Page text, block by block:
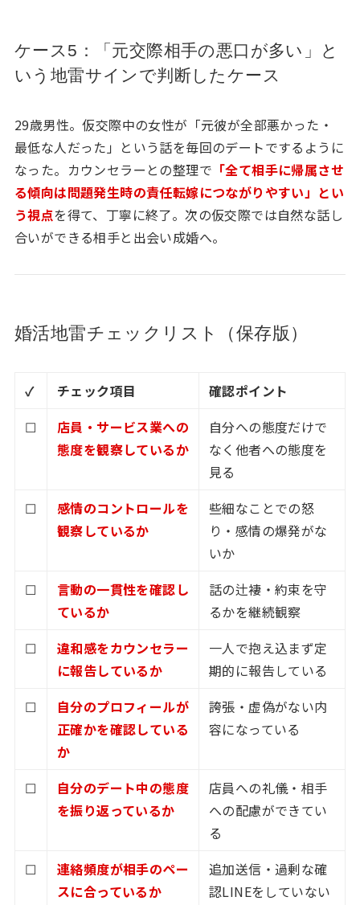
ケース5：「元交際相手の悪口が多い」と
いう地雷サインで判断したケース
29歳男性。仮交際中の女性が「元彼が全部悪かった・
最低な人だった」という話を毎回のデートでするように
なった。カウンセラーとの整理で 「全て相手に帰属させ
る傾向は問題発生時の責任転嫁につながりやすい」とい
う視点を得て、丁寧に終了。次の仮交際では自然な話し
合いができる相手と出会い成婚へ。
婚活地雷チェックリスト（保存版）
✓ チェック項目
確認ポイント
☐
店員・サービス業への
態度を観察しているか
自分への態度だけで
なく他者への態度を
見る
☐
感情のコントロールを
観察しているか
些細なことでの怒
り・感情の爆発がな
いか
☐
言動の一貫性を確認し
ているか
話の辻褄・約束を守
るかを継続観察
☐
違和感をカウンセラー
に報告しているか
一人で抱え込まず定
期的に報告している
☐
自分のプロフィールが
正確かを確認している
か
誇張・虚偽がない内
容になっている
☐
自分のデート中の態度
を振り返っているか
店員への礼儀・相手
への配慮ができてい
る
☐
連絡頻度が相手のペー
スに合っているか
追加送信・過剰な確
認LINEをしていない